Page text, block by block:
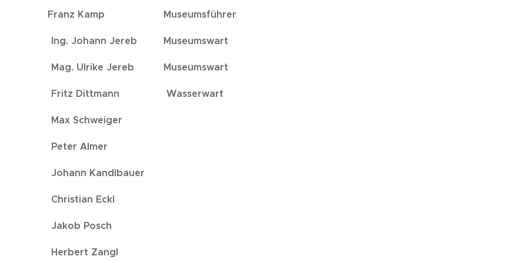
Kamp Museumsführer
Jereb Museumswart
Jereb Museumswart
Wasserwart
Almer
Kandlbauer
Eckl
Posch
Zangl